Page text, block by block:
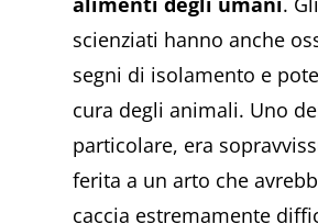
scienziati hanno anche
segni di isolamento e
cura degli animali. Uno
particolare, era
ferita a un arto che
caccia estremamente